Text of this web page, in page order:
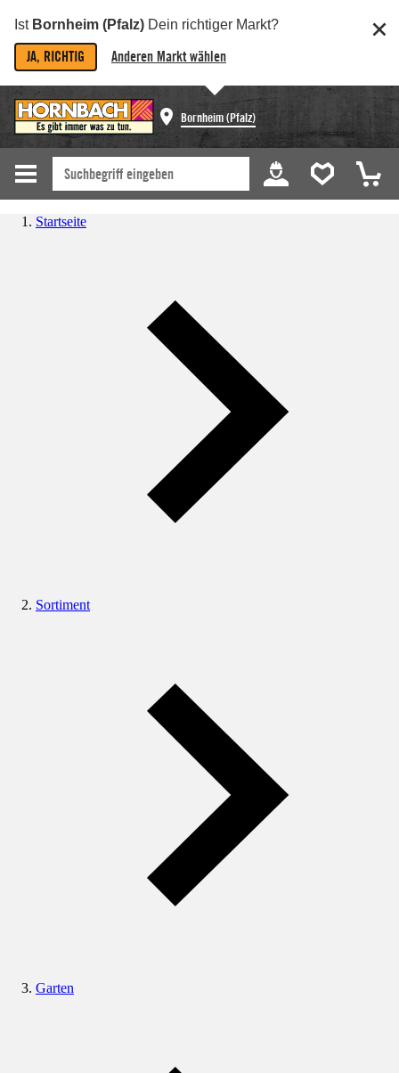
Ist Bornheim (Pfalz) Dein richtiger Markt?
JA, RICHTIG Anderen Markt wählen
Bornheim (Pfalz)
Startseite
Sortiment
Garten